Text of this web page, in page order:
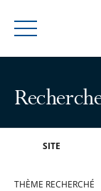
Menu
SITE
THÈME RECHERCHÉ